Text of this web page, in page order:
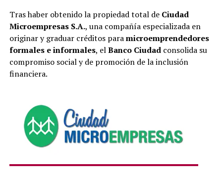
Tras haber obtenido la propiedad total de Ciudad
Microempresas S.A., una compañía especializada en
originar y graduar créditos paramicroemprendedores
formales e informales, elBanco Ciudadconsolida su
compromiso social y de promoción de la inclusión
financiera.